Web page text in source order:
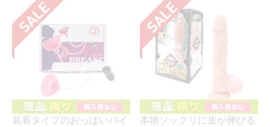
装着タイプのおっぱいバイ
本物ソックリに皮が伸びる